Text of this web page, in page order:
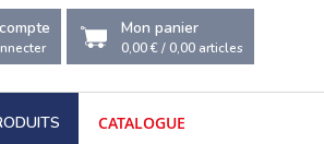
Mon panier
0,00 €/0,00 articles
CATALOGUE